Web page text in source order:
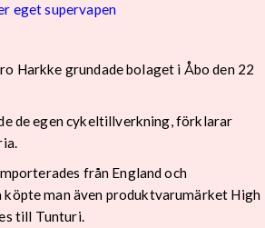
eget supervapen
Harkke grundade bolaget i Åbo den 22
de egen cykeltillverkning, förklarar
från England och
köpte man även produktvarumärket High
till Tunturi.